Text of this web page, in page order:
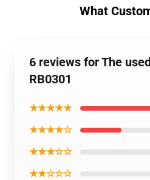
What
6 reviews for The
RB0301
★★★★★
★★★★☆
★★★☆☆
★★☆☆☆